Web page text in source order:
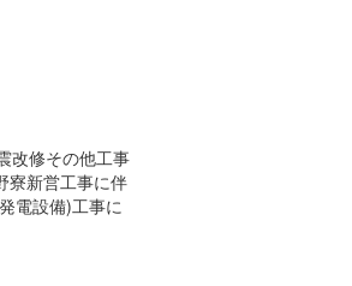
改修その他工事
寮新営工事に伴
電設備)工事に